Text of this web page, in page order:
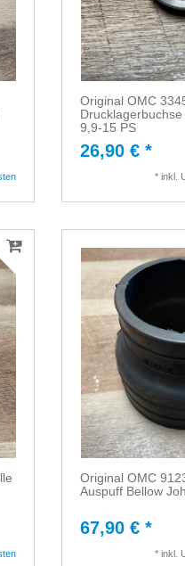
Original OMC
9,9-15 PS
26,90 € *
* inkl.
Original OMC
Auspuff Bellow
67,90 € *
* inkl.